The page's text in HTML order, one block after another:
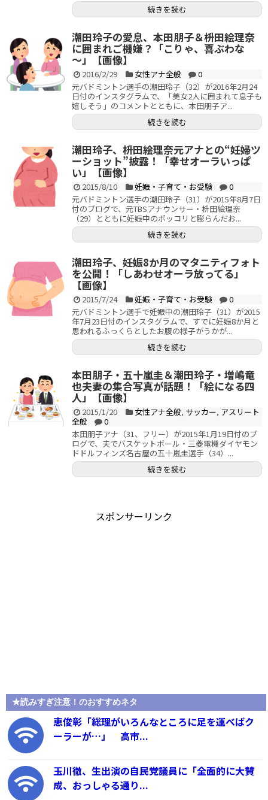
続きを読む
潮田玲子の愛息、本田朋子＆枡田絵理奈
に囲まれご機嫌？「こりゃ、喜ぶわな
～」【画像】
2016/2/29 女性アナ全般
0
元バドミントン選手の潮田玲子（32）が2016年2月24
日付のインスタグラムで、「美女2人に囲まれて息子も
嬉しそう」のコメントとともに、本田朋子ア...
続きを読む
潮田玲子、枡田絵理奈元アナとの“妊婦ツ
ーショット”披露！「幸せオーラいっぱ
い」【画像】
2015/8/10 妊娠・子育て・お受験
0
元バドミントン選手の潮田玲子（31）が2015年8月7日
付のブログで、元TBSアナウンサー・枡田絵理奈
（29）とともに妊娠中のポッコリと膨らんだお...
続きを読む
潮田玲子、妊娠8か月のマタニティフォト
を公開！「しあわせオーラ放ってる」
【画像】
2015/7/24 妊娠・子育て・お受験
0
元バドミントン選手で妊娠中の潮田玲子（31）が2015
年7月23日付のインスタグラムで、すでに妊娠8か月と
思われるふっくらとしたお腹の様子がうかが...
続きを読む
本田朋子・五十嵐圭＆潮田玲子・増嶋竜
也夫妻の集合写真が話題！「絵になる四
人」【画像】
2015/1/20 女性アナ全般, サッカー, アスリート
全般
0
本田朋子アナ（31、フリー）が2015年1月19日付のブ
ログで、夫でバスケットボール・三菱電機ダイヤモン
ドドルフィンズ名古屋の五十嵐圭選手（34）...
続きを読む
スポンサーリンク
★読みすぎ注意！のおすすめネタ
恵俊彰「総理がいろんなところに足を運べばク
ーラーが…」 高市...
玉川徹、生出演の自民党議員に「全面的に大賛
成、おっしゃる通り...